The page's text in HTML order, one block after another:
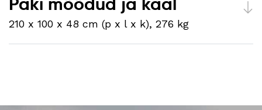
210 x 100 x 48 cm (p x l x k), 276 kg